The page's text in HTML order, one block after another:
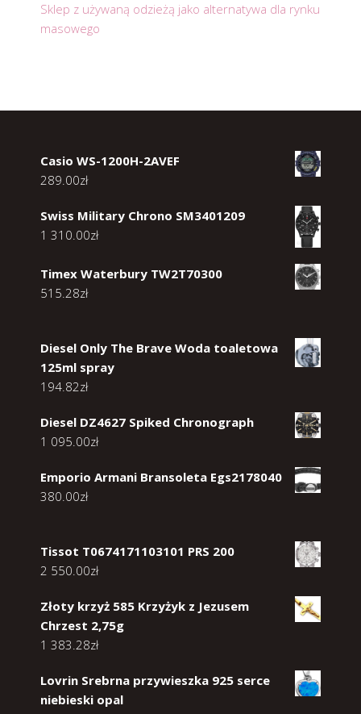
Sklep z używaną odzieżą jako alternatywa dla rynku
masowego
Casio WS-1200H-2AVEF
289.00zł
Swiss Military Chrono SM3401209
1 310.00zł
Timex Waterbury TW2T70300
515.28zł
Diesel Only The Brave Woda toaletowa
125ml spray
194.82zł
Diesel DZ4627 Spiked Chronograph
1 095.00zł
Emporio Armani Bransoleta Egs2178040
380.00zł
Tissot T0674171103101 PRS 200
2 550.00zł
Złoty krzyż 585 Krzyżyk z Jezusem
Chrzest 2,75g
1 383.28zł
Lovrin Srebrna przywieszka 925 serce
niebieski opal